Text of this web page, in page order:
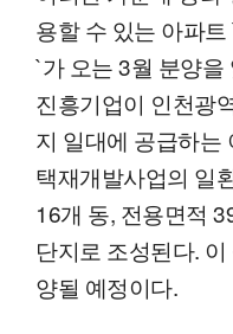
용할 수 있는 아파
`가 오는 3월 분양을
진흥기업이 인천광
지 일대에 공급하는
택재개발사업의 일
16개 동, 전용면적
단지로 조성된다.
양될 예정이다.